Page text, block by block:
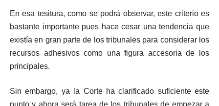
En esa tesitura, como se podrá observar, este criterio es
bastante importante pues hace cesar una tendencia que
existía en gran parte de los tribunales para considerar los
recursos adhesivos como una figura accesoria de los
principales.
Sin embargo, ya la Corte ha clarificado suficiente este
punto y ahora será tarea de los tribunales de empezar a